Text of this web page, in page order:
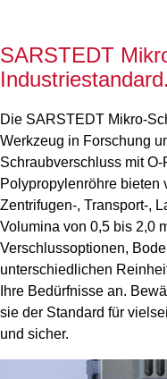
SARSTEDT
Industriestandard.
Die SARSTEDT Mikro-
Werkzeug in Forschung
Schraubverschluss mit
Polypropylenröhre
Zentrifugen-, Transport-,
Volumina von 0,5 bis 2,0
Verschlussoptionen,
unterschiedlichen
Ihre Bedürfnisse an.
sie der Standard für
und sicher.